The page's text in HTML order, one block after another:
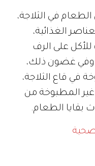
في الثلاجة،
الغذائية،
على الرف
وفي غضون ذلك،
في قاع الثلاجة،
المطبوخة من
بقايا الطعام.
صحية